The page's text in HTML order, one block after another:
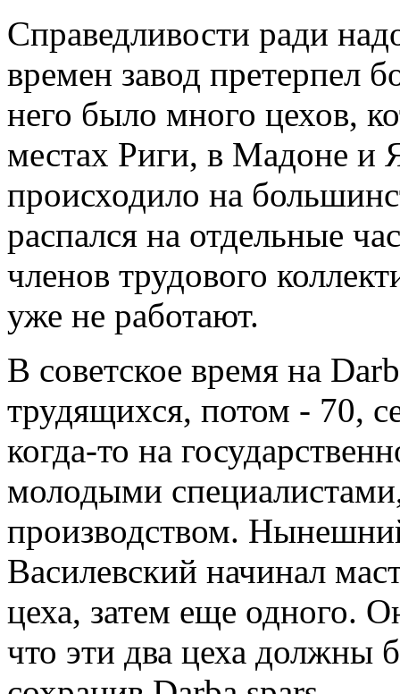
Справедливости ради
времен завод претерпел
него было много цехов,
местах Риги, в Мадоне и
происходило на
распался на отдельные
членов трудового
уже не работают.
В советское время на
трудящихся, потом - 70,
когда-то на
молодыми
производством.
Василевский начинал
цеха, затем еще одного.
что эти два цеха должны